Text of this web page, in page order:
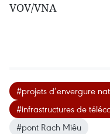
VOV/VNA
#projets d’envergure
#infrastructures de
#pont Rach Miêu